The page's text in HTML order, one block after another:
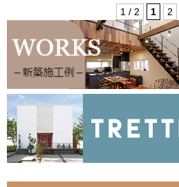
1 / 2 1 2